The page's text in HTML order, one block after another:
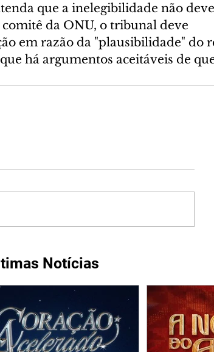
que a inelegibilidade não
comitê da ONU, o tribunal deve
em razão da "plausibilidade" do
há argumentos aceitáveis de
Notícias